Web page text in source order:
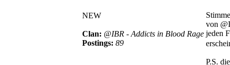
NEW
Clan: @IBR - Addicts in Blood Rage
Postings: 89
von
jeden
P.S.